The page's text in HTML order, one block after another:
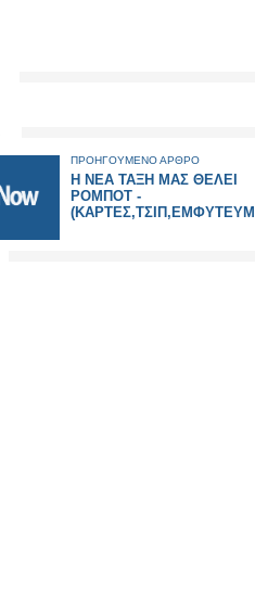
ΠΡΟΗΓΟΥΜΕΝΟ ΑΡΘΡΟ
Η ΝΕΑ ΤΑΞΗ ΜΑΣ ΘΕΛΕΙ
ΡΟΜΠΟΤ -